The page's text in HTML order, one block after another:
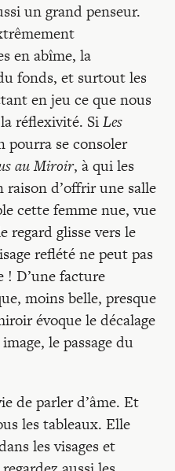
un grand penseur.
en abîme, la
fonds, et surtout les
en jeu ce que nous
réflexivité. SiLes
pourra se consoler
au Miroir, à qui les
raison d’offrir une salle
cette femme nue, vue
regard glisse vers le
reflété ne peut pas
! D’une facture
moins belle, presque
évoque le décalage
le passage du
de parler d’âme. Et
les tableaux. Elle
les visages et